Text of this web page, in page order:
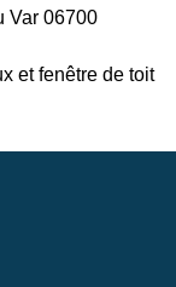
Var 06700
et fenêtre de toit